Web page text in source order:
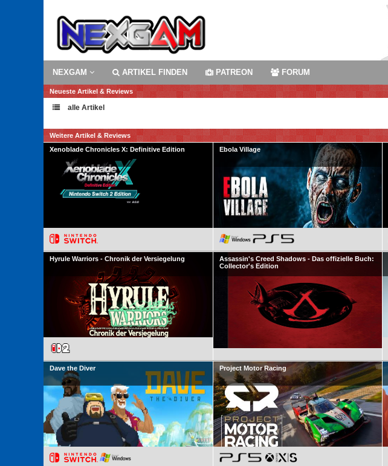
NEXGAM ARTIKEL FINDEN PATREON FORUM
Neueste Artikel & Reviews
alle Artikel
Weitere Artikel & Reviews
Xenoblade Chronicles X: Definitive Edition
Ebola Village
Hyrule Warriors - Chronik der Versiegelung
Assassin's Creed Shadows - Das offizielle Buch:
Collector's Edition
Dave the Diver Project Motor Racing